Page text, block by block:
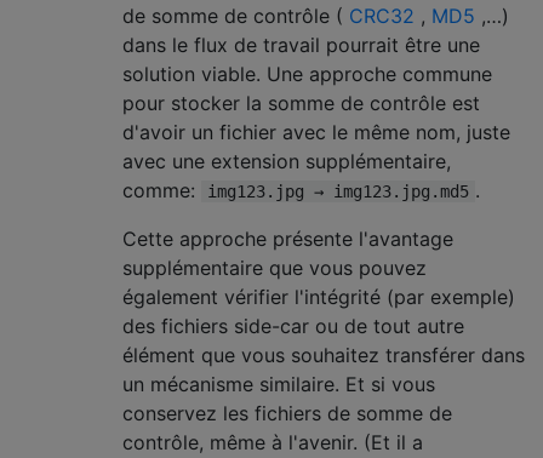
de somme de contrôle ( CRC32 , MD5 ,…)
dans le flux de travail pourrait être une
solution viable. Une approche commune
pour stocker la somme de contrôle est
d'avoir un fichier avec le même nom, juste
avec une extension supplémentaire,
comme:
img123.jpg → img123.jpg.md5 .
Cette approche présente l'avantage
supplémentaire que vous pouvez
également vérifier l'intégrité (par exemple)
des fichiers side-car ou de tout autre
élément que vous souhaitez transférer dans
un mécanisme similaire. Et si vous
conservez les fichiers de somme de
contrôle, même à l'avenir. (Et il a